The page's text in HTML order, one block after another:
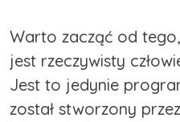
Warto zacząć od
jest rzeczywisty
Jest to jedynie
został stworzony